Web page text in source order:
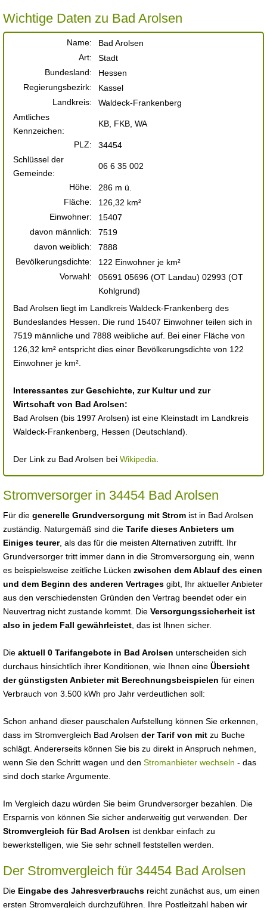
Wichtige Daten zu Bad Arolsen
Name:
Bad Arolsen
Art:
Stadt
Bundesland:
Hessen
Regierungsbezirk:
Kassel
Landkreis:
Waldeck-Frankenberg
Amtliches
Kennzeichen:
KB, FKB, WA
PLZ:
34454
Schlüssel der
Gemeinde:
06 6 35 002
Höhe:
286 m ü.
Fläche:
126,32 km²
Einwohner:
15407
davon männlich:
7519
davon weiblich:
7888
Bevölkerungsdichte:
122 Einwohner je km²
Vorwahl:
05691 05696 (OT Landau) 02993 (OT
Kohlgrund)
Bad Arolsen liegt im Landkreis Waldeck-Frankenberg des
Bundeslandes Hessen. Die rund 15407 Einwohner teilen sich in
7519 männliche und 7888 weibliche auf. Bei einer Fläche von
126,32 km² entspricht dies einer Bevölkerungsdichte von 122
Einwohner je km².
Interessantes zur Geschichte, zur Kultur und zur
Wirtschaft von Bad Arolsen:
Bad Arolsen (bis 1997 Arolsen) ist eine Kleinstadt im Landkreis
Waldeck-Frankenberg, Hessen (Deutschland).
Der Link zu Bad Arolsen bei Wikipedia
Stromversorger in 34454 Bad Arolsen
Für die generelle Grundversorgung mit Strom ist in Bad Arolsen
zuständig. Naturgemäß sind die Tarife dieses Anbieters um
Einiges teurer, als das für die meisten Alternativen zutrifft. Ihr
Grundversorger tritt immer dann in die Stromversorgung ein, wenn
es beispielsweise zeitliche Lücken zwischen dem Ablauf des einen
und dem Beginn des anderen Vertrages gibt, Ihr aktueller Anbieter
aus den verschiedensten Gründen den Vertrag beendet oder ein
Neuvertrag nicht zustande kommt. Die Versorgungssicherheit ist
also in jedem Fall gewährleistet , das ist Ihnen sicher.
Die aktuell 0 Tarifangebote in Bad Arolsen unterscheiden sich
durchaus hinsichtlich ihrer Konditionen, wie Ihnen eine Übersicht
der günstigsten Anbieter mit Berechnungsbeispielen für einen
Verbrauch von 3.500 kWh pro Jahr verdeutlichen soll:
Schon anhand dieser pauschalen Aufstellung können Sie erkennen,
dass im Stromvergleich Bad Arolsen der Tarif von mit zu Buche
schlägt. Andererseits können Sie bis zu direkt in Anspruch nehmen,
wenn Sie den Schritt wagen und den Stromanbieter wechseln - das
sind doch starke Argumente.
Im Vergleich dazu würden Sie beim Grundversorger bezahlen. Die
Ersparnis von können Sie sicher anderweitig gut verwenden. Der
Stromvergleich für Bad Arolsen ist denkbar einfach zu
bewerkstelligen, wie Sie sehr schnell feststellen werden.
Der Stromvergleich für 34454 Bad Arolsen
Die Eingabe des Jahresverbrauchs reicht zunächst aus, um einen
ersten Stromvergleich durchzuführen. Ihre Postleitzahl haben wir